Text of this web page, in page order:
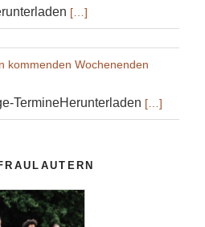
[…]
kommenden Wochenenden
TermineHerunterladen […]